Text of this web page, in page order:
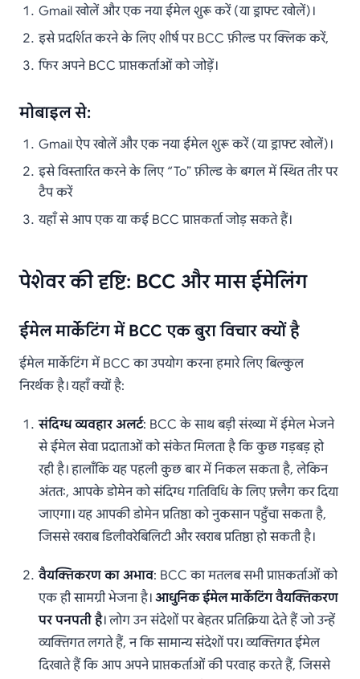
Gmail खोलें और एक नया ईमेल शुरू करें (या ड्राफ्ट खोलें)।
इसे प्रदर्शित करने के लिए शीर्ष पर BCC फ़ील्ड पर क्लिक करें,
फिर अपने BCC प्राप्तकर्ताओं को जोड़ें।
मोबाइल से:
Gmail ऐप खोलें और एक नया ईमेल शुरू करें (या ड्राफ्ट खोलें)।
इसे विस्तारित करने के लिए “To” फ़ील्ड के बगल में स्थित तीर पर
टैप करें
यहाँ से आप एक या कई BCC प्राप्तकर्ता जोड़ सकते हैं।
पेशेवर की दृष्टि: BCC और मास ईमेलिंग
ईमेल मार्केटिंग में BCC एक बुरा विचार क्यों है
ईमेल मार्केटिंग में BCC का उपयोग करना हमारे लिए बिल्कुल
निरर्थक है। यहाँ क्यों है:
संदिग्ध व्यवहार अलर्ट: BCC के साथ बड़ी संख्या में ईमेल भेजने
से ईमेल सेवा प्रदाताओं को संकेत मिलता है कि कुछ गड़बड़ हो
रही है। हालाँकि यह पहली कुछ बार में निकल सकता है, लेकिन
अंततः, आपके डोमेन को संदिग्ध गतिविधि के लिए फ़्लैग कर दिया
जाएगा। यह आपकी डोमेन प्रतिष्ठा को नुकसान पहुँचा सकता है,
जिससे खराब डिलीवरेबिलिटी और खराब प्रतिष्ठा हो सकती है।
वैयक्तिकरण का अभाव: BCC का मतलब सभी प्राप्तकर्ताओं को
एक ही सामग्री भेजना है। आधुनिक ईमेल मार्केटिंग वैयक्तिकरण
पर पनपती है। लोग उन संदेशों पर बेहतर प्रतिक्रिया देते हैं जो उन्हें
व्यक्तिगत लगते हैं, न कि सामान्य संदेशों पर। व्यक्तिगत ईमेल
दिखाते हैं कि आप अपने प्राप्तकर्ताओं की परवाह करते हैं, जिससे